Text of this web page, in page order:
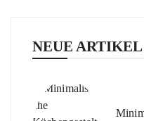
NEUE ARTIKEL